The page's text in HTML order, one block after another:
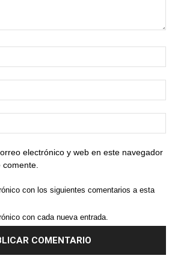
electrónico y web en este navegador
con los siguientes comentarios a esta
con cada nueva entrada.